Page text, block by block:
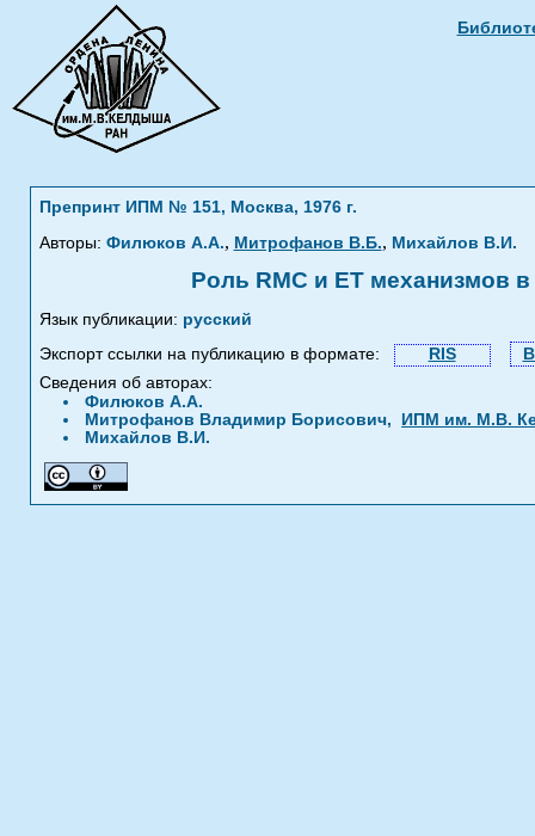
Препринт ИПМ № 151, Москва, 1976 г.
Авторы: Филюков А.А., Митрофанов В.Б., Михайлов В.И.
Роль RMC и ET механизмов
Язык публикации: русский
Экспорт ссылки на публикацию в формате:
RIS
Сведения об авторах:
Филюков А.А.
Митрофанов Владимир Борисович,
ИПМ им. М.В.
Михайлов В.И.